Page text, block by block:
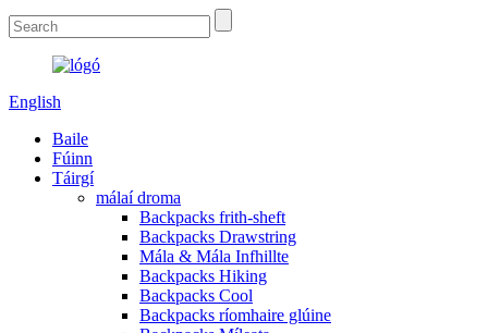
English
Baile
Fúinn
Táirgí
málaí droma
Backpacks frith-sheft
Backpacks Drawstring
Mála & Mála Infhillte
Backpacks Hiking
Backpacks Cool
Backpacks ríomhaire glúine